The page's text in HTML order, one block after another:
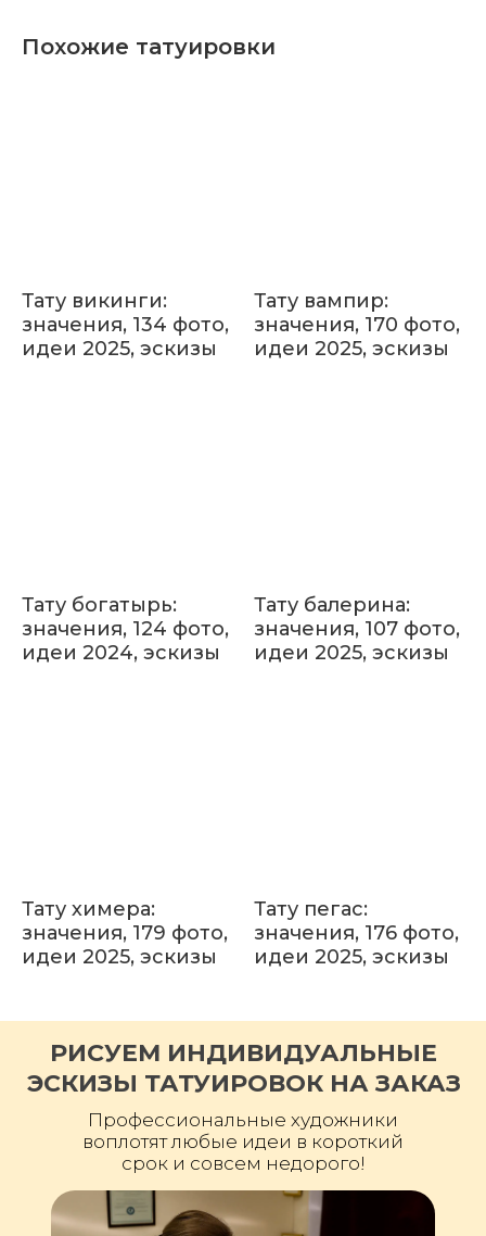
Похожие татуировки
Тату викинги:
значения, 134 фото,
идеи 2025, эскизы
Тату вампир:
значения, 170 фото,
идеи 2025, эскизы
Тату богатырь:
значения, 124 фото,
идеи 2024, эскизы
Тату балерина:
значения, 107 фото,
идеи 2025, эскизы
Тату химера:
значения, 179 фото,
идеи 2025, эскизы
Тату пегас:
значения, 176 фото,
идеи 2025, эскизы
Профессиональные художники
воплотят любые идеи в короткий
срок и совсем недорого!
РИСУЕМ ИНДИВИДУАЛЬНЫЕ
ЭСКИЗЫ ТАТУИРОВОК НА ЗАКАЗ